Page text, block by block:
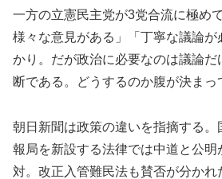
一方の立憲民主党が3党合流に極め
様々な意見がある」「丁寧な議論
かり。だが政治に必要なのは議論
断である。どうするのか腹が決まっ
朝日新聞は政策の違いを指摘する
報局を新設する法律では中道と公明
対。改正入管難民法も賛否が分か